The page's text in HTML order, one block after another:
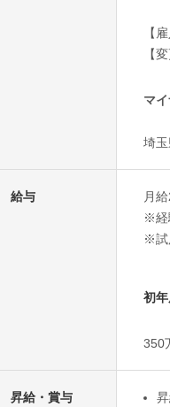
【
【
マ
埼
給与
月
※経
※試
初
350
昇給・賞与